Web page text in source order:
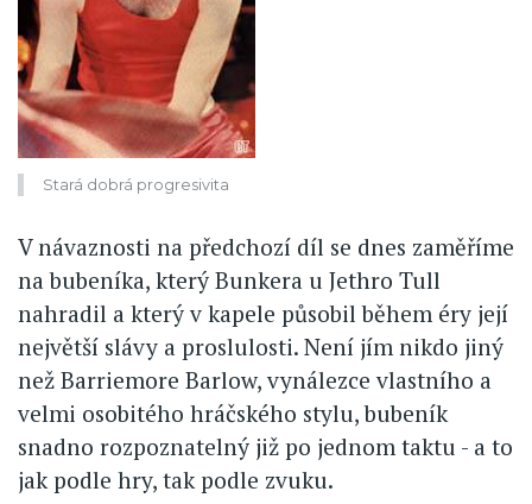
Stará dobrá progresivita
V návaznosti na předchozí díl se dnes zaměříme
na bubeníka, který Bunkera u Jethro Tull
nahradil a který v kapele působil během éry její
největší slávy a proslulosti. Není jím nikdo jiný
než Barriemore Barlow, vynálezce vlastního a
velmi osobitého hráčského stylu, bubeník
snadno rozpoznatelný již po jednom taktu - a to
jak podle hry, tak podle zvuku.